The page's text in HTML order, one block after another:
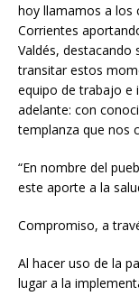
hoy llamamos a los
Corrientes
Valdés, destacando
transitar estos
equipo de trabajo e
adelante: con
templanza que nos
“En nombre del
este aporte a la
Compromiso, a
Al hacer uso de la
lugar a la